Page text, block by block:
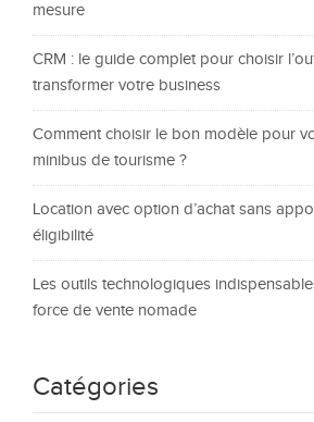
mesure
CRM : le guide complet pour choisir
transformer votre business
Comment choisir le bon modèle pour
minibus de tourisme ?
Location avec option d’achat sans
éligibilité
Les outils technologiques
force de vente nomade
Catégories